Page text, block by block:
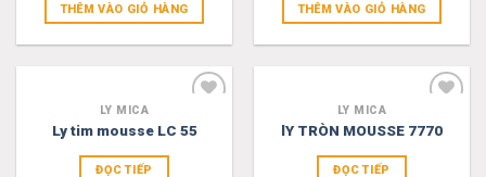
THÊM VÀO GIỎ HÀNG THÊM VÀO GIỎ HÀNG
to
LY MICA
Ly tim mousse LC 55
ĐỌC TIẾP
to
LY MICA
lY TRÒN MOUSSE 7770
ĐỌC TIẾP